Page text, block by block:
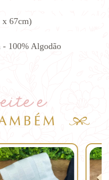
x 67cm)
- 100% Algodão